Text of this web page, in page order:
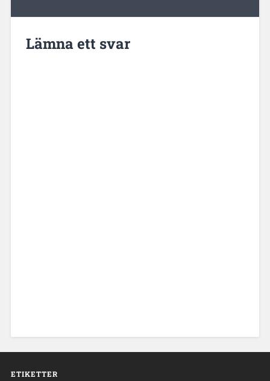
Lämna ett svar
ETIKETTER